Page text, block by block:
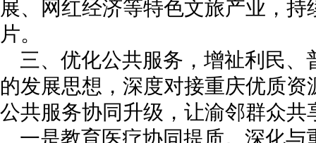
展、网红经济等特色文旅产业，持
片。
三、优化公共服务，增祉利民
的发展思想，深度对接重庆优质
公共服务协同升级，让渝邻群众共
一是教育医疗协同提质。深化